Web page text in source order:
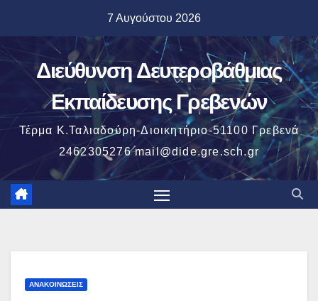
περιεχόμενο
7 Αυγούστου 2026
Διεύθυνση Δευτεροβάθμιας
Εκπαίδευσης Γρεβενών
Τέρμα Κ.Ταλιαδούρη-Διοικητήριο-51100 Γρεβενά
2462305276 mail@dide.gre.sch.gr
ΑΝΑΚΟΙΝΏΣΕΙΣ